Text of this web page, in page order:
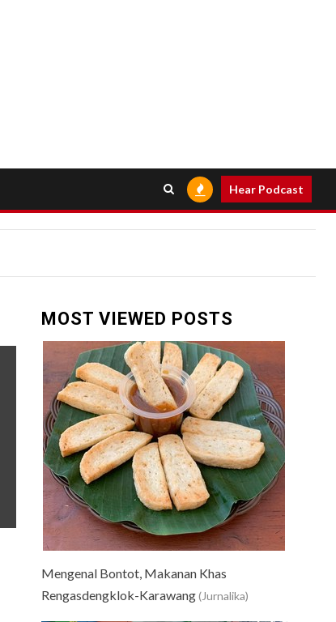
Hear Podcast
MOST VIEWED POSTS
Mengenal Bontot, Makanan Khas
Rengasdengklok-Karawang (Jurnalika)